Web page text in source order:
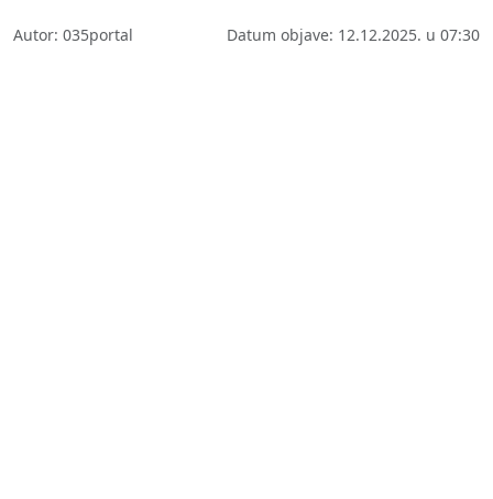
Autor: 035portal Datum objave: 12.12.2025. u 07:30